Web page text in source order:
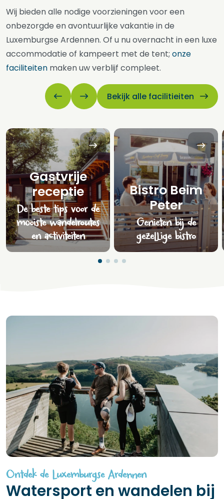
Wij bieden alle nodige voorzieningen voor een
onbezorgde en avontuurlijke vakantie in de
Luxemburgse Ardennen. Of u nu overnacht in een luxe
accommodatie of kampeert met de tent; onze
faciliteiten maken uw verblijf compleet.
Bekijk alle facilitieiten
Gastvrije
receptie
De beste tips voor de
mooiste wandelroutes
en activiteiten
Bistro Beim
Peter
Genieten bij de
gezellige bistro
Ontdek de Luxemburgse Ardennen
Watersport en wandelen bij